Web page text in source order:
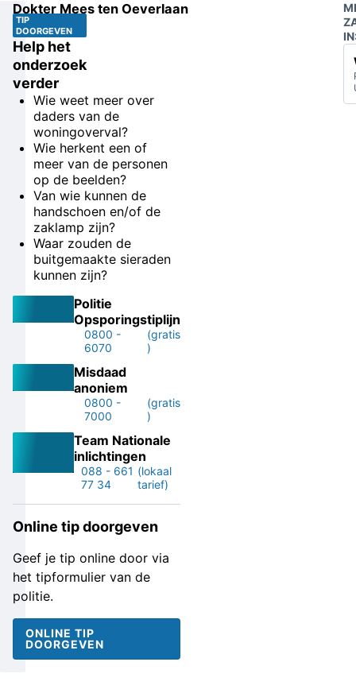
TIP
DOORGEVEN
Help het
onderzoek
verder
Wie weet meer over
daders van de
woningoverval?
Wie herkent een of
meer van de personen
op de beelden?
Van wie kunnen de
handschoen en/of de
zaklamp zijn?
Waar zouden de
buitgemaakte sieraden
kunnen zijn?
Politie
Opsporingstiplijn
0800 -
6070
(gratis
)
Misdaad
anoniem
0800 -
7000
(gratis
)
Team Nationale
inlichtingen
088 - 661
77 34
(lokaal
tarief)
Online tip doorgeven
Geef je tip online door via
het tipformulier van de
politie.
ONLINE TIP
DOORGEVEN
Dokter Mees ten Oeverlaan